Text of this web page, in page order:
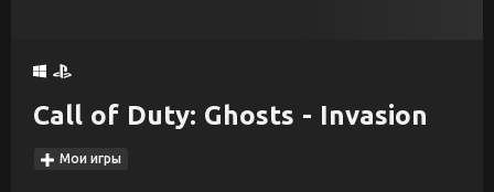
Call of Duty: Ghosts - Invasion
Мои игры